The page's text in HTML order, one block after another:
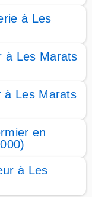
à Les
à Les Marats
à Les Marats
en
à Les